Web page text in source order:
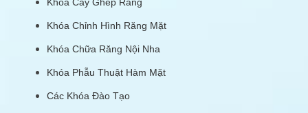
Khóa Chỉnh Hình Răng Mặt
Khóa Chữa Răng Nội Nha
Khóa Phẫu Thuật Hàm Mặt
Các Khóa Đào Tạo